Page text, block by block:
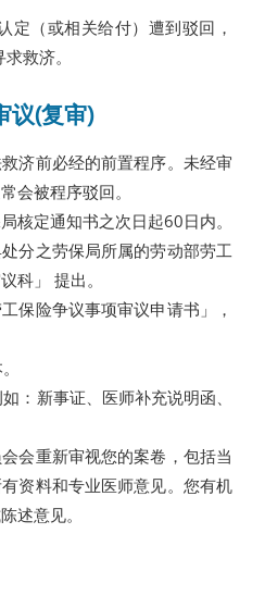
定（或相关给付）遭到驳回，
救济。
议(复审)
济前必经的前置程序。未经审
会被程序驳回。
核定通知书之次日起60日内。
分之劳保局所属的劳动部劳工
科」 提出。
保险争议事项审议申请书」，
：新事证、医师补充说明函、
会重新审视您的案卷，包括当
资料和专业医师意见。您有机
述意见。